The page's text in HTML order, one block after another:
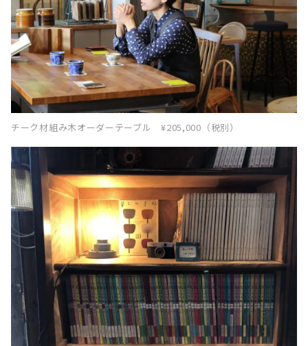
チーク材組み木オーダーテーブル ¥205,000（税別）